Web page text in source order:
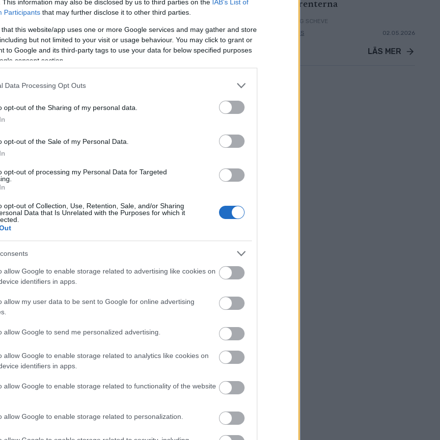
This information may also be disclosed by us to third parties on the IAB’s List of
Participants that may further disclose it to other third parties.
that this website/app uses one or more Google services and may gather and store
but not limited to your visit or usage behaviour. You may click to grant or
to Google and its third-party tags to use your data for below specified purposes
consent section.
Data Processing Opt Outs
opt-out of the Sharing of my personal data.
opt-out of the Sale of my Personal Data.
opt-out of processing my Personal Data for Targeted
opt-out of Collection, Use, Retention, Sale, and/or Sharing
Data that Is Unrelated with the Purposes for which it
allow Google to enable storage related to advertising like cookies on
identifiers in apps.
allow my user data to be sent to Google for online advertising
allow Google to send me personalized advertising.
allow Google to enable storage related to analytics like cookies on
identifiers in apps.
allow Google to enable storage related to functionality of the website
allow Google to enable storage related to personalization.
– anmäl dig nu
27.05.2026
rullskidor 2026
RULLSKIDOR
09.05.2026
konkurrenterna
AV INGEBORG SCHEVE
SKI CLASSICS
02.05.2026
LÄS MER
i
RULLSKIDTRÄNING: Pacing-
ÖVRIGT
Startlistor och starttider
RULLSKIDOR 05.08.2026
intervaller – utöka taket för din
uthållighetsmotor
AV LEANDRO LUTZ
CYKELTRÄNING | TRÄNING 04.08.2026
Berättar om nya uppläget:
”Dubbelt så många hårda pass”